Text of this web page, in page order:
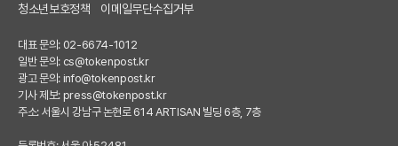
청소년보호정책
이메일무단수집거부
대표 문의: 02-6674-1012
일반 문의: cs@tokenpost.kr
광고 문의: info@tokenpost.kr
기사 제보: press@tokenpost.kr
주소: 서울시 강남구 논현로 614 ARTISAN 빌딩 6층, 7층